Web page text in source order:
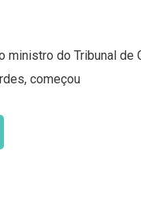
ministro do Tribunal de
começou